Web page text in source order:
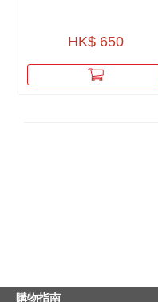
HK$ 650
購物指南